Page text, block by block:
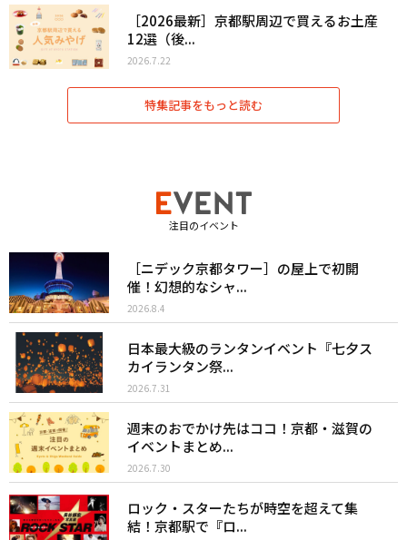
［2026最新］京都駅周辺で買えるお土産
12選（後...
2026.7.22
特集記事をもっと読む
注目のイベント
［ニデック京都タワー］の屋上で初開
催！幻想的なシャ...
2026.8.4
日本最大級のランタンイベント『七夕ス
カイランタン祭...
2026.7.31
週末のおでかけ先はココ！京都・滋賀の
イベントまとめ...
2026.7.30
ロック・スターたちが時空を超えて集
結！京都駅で『ロ...